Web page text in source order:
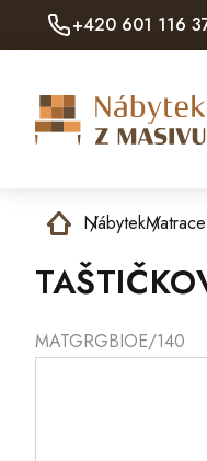
+420 601 116
DomůNábytekMatrace
MATGRGBIOE/140